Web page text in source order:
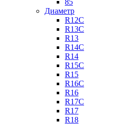
85
Диаметр
R12C
R13C
R13
R14C
R14
R15C
R15
R16C
R16
R17C
R17
R18